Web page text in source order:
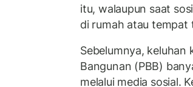
itu, walaupun saat
di rumah atau tempat
Sebelumnya, keluhan
Bangunan (PBB)
melalui media sosial.